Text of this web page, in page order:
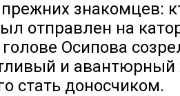
знакомцев:
отправлен на
Осипова
и авантюрный
стать доносчиком.